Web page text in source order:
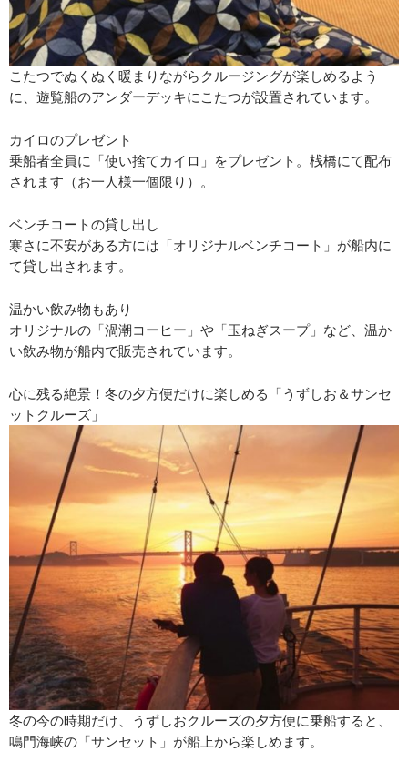
こたつでぬくぬく暖まりながらクルージングが楽しめるよう
に、遊覧船のアンダーデッキにこたつが設置されています。
カイロのプレゼント
乗船者全員に「使い捨てカイロ」をプレゼント。桟橋にて配布
されます（お一人様一個限り）。
ベンチコートの貸し出し
寒さに不安がある方には「オリジナルベンチコート」が船内に
て貸し出されます。
温かい飲み物もあり
オリジナルの「渦潮コーヒー」や「玉ねぎスープ」など、温か
い飲み物が船内で販売されています。
心に残る絶景！冬の夕方便だけに楽しめる「うずしお＆サンセ
ットクルーズ」
冬の今の時期だけ、うずしおクルーズの夕方便に乗船すると、
鳴門海峡の「サンセット」が船上から楽しめます。